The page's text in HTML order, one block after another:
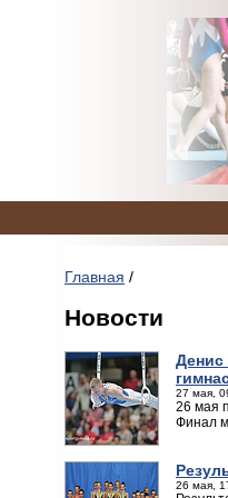
Главная /
Новости
Денис
27 мая,
26 мая
Финал
26 мая,